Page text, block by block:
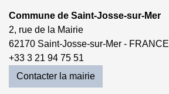
Commune de Saint-Josse-sur-Mer
2, rue de la Mairie
62170 Saint-Josse-sur-Mer - FRANCE
+33 3 21 94 75 51
Contacter la mairie